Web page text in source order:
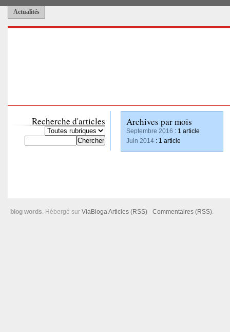
Actualités
Recherche d'articles Archives par mois
Septembre 2016 : 1 article
Juin 2014 : 1 article
blog words . Hébergé sur ViaBloga Articles (RSS) - Commentaires (RSS)